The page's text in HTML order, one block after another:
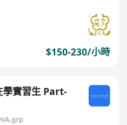
$150-230/小時
學實習生 Part-